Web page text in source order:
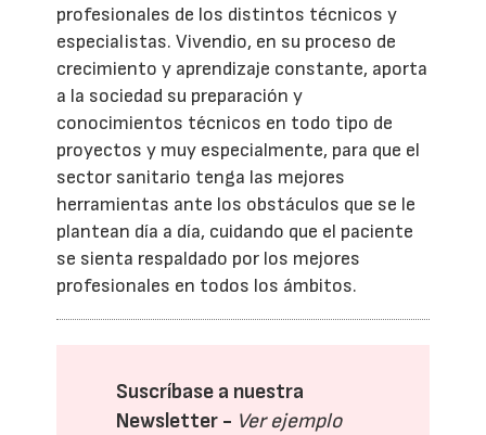
profesionales de los distintos técnicos y
especialistas. Vivendio, en su proceso de
crecimiento y aprendizaje constante, aporta
a la sociedad su preparación y
conocimientos técnicos en todo tipo de
proyectos y muy especialmente, para que el
sector sanitario tenga las mejores
herramientas ante los obstáculos que se le
plantean día a día, cuidando que el paciente
se sienta respaldado por los mejores
profesionales en todos los ámbitos.
Suscríbase a nuestra
Newsletter - Ver ejemplo